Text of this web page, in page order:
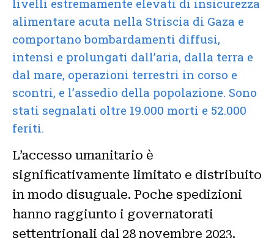
livelli estremamente elevati di insicurezza
alimentare acuta nella Striscia di Gaza e
comportano bombardamenti diffusi,
intensi e prolungati dall’aria, dalla terra e
dal mare, operazioni terrestri in corso e
scontri, e l’assedio della popolazione. Sono
stati segnalati oltre 19.000 morti e 52.000
feriti.
L’accesso umanitario è
significativamente limitato e distribuito
in modo disuguale. Poche spedizioni
hanno raggiunto i governatorati
settentrionali dal 28 novembre 2023.